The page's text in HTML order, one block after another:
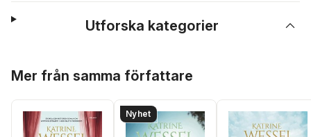
Utforska kategorier
Mer från samma författare
Nyhet